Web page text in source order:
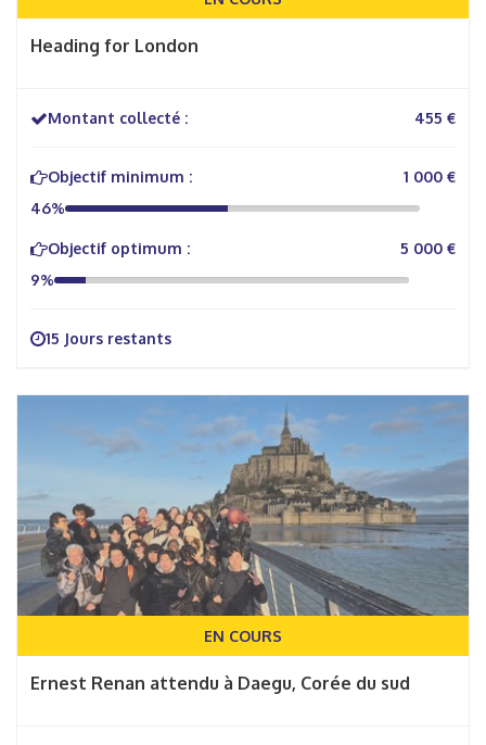
Heading for London
Montant collecté : 455 €
Objectif minimum :
1 000 €
46%
Objectif optimum :
5 000 €
9%
15 Jours restants
EN COURS
Ernest Renan attendu à Daegu, Corée du sud